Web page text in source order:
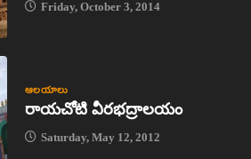
Friday, October 3, 2014
ఆలయాలు
రాయచోటి వీరభద్రాలయం
Saturday, May 12, 2012